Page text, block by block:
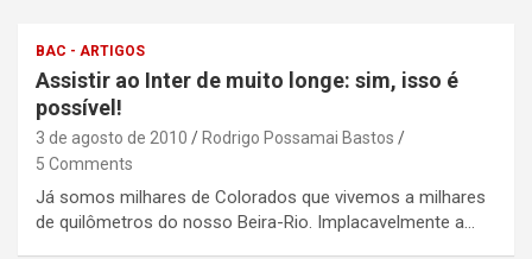
BAC - ARTIGOS
Assistir ao Inter de muito longe: sim, isso é
possível!
3 de agosto de 2010
Rodrigo Possamai Bastos
5 Comments
Já somos milhares de Colorados que vivemos a milhares
de quilômetros do nosso Beira-Rio. Implacavelmente a…